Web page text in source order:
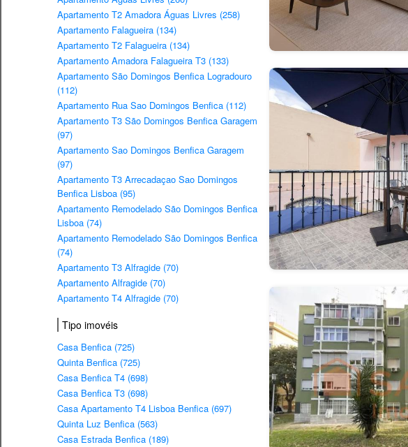
Apartamento T2 Amadora Águas Livres (258)
Apartamento Falagueira (134)
Apartamento T2 Falagueira (134)
Apartamento Amadora Falagueira T3 (133)
Apartamento São Domingos Benfica Logradouro
(112)
Apartamento Rua Sao Domingos Benfica (112)
Apartamento T3 São Domingos Benfica Garagem
(97)
Apartamento Sao Domingos Benfica Garagem
(97)
Apartamento T3 Arrecadaçao Sao Domingos
Benfica Lisboa (95)
Apartamento Remodelado São Domingos Benfica
Lisboa (74)
Apartamento Remodelado São Domingos Benfica
(74)
Apartamento T3 Alfragide (70)
Apartamento Alfragide (70)
Apartamento T4 Alfragide (70)
Tipo imovéis
Casa Benfica (725)
Quinta Benfica (725)
Casa Benfica T4 (698)
Casa Benfica T3 (698)
Casa Apartamento T4 Lisboa Benfica (697)
Quinta Luz Benfica (563)
Casa Estrada Benfica (189)